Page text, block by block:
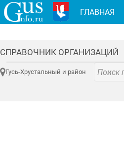
СПРАВОЧНИК ОРГАНИЗАЦИЙ
Гусь-Хрустальный и район
ГЛАВНАЯ